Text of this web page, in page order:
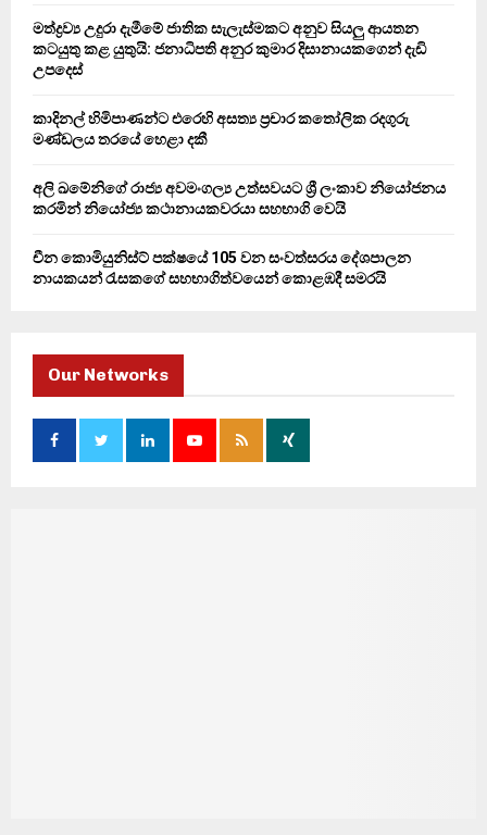
H
මත්ද්‍රව්‍ය උදුරා දැමීමේ ජාතික සැලැස්මකට අනුව සියලු ආයතන
කටයුතු කළ යුතුයි: ජනාධිපති අනුර කුමාර දිසානායකගෙන් දැඩි
උපදෙස්
කාදිනල් හිමිපාණන්ට එරෙහි අසත්‍ය ප්‍රචාර කතෝලික රදගුරු
මණ්ඩලය තරයේ හෙළා දකී
අලි ඛමේනිගේ රාජ්‍ය අවමංගල්‍ය උත්සවයට ශ්‍රී ලංකාව නියෝජනය
කරමින් නියෝජ්‍ය කථානායකවරයා සහභාගි වෙයි
චීන කොමියුනිස්ට් පක්ෂයේ 105 වන සංවත්සරය දේශපාලන
නායකයන් රැසකගේ සහභාගිත්වයෙන් කොළඹදී සමරයි
Our Networks